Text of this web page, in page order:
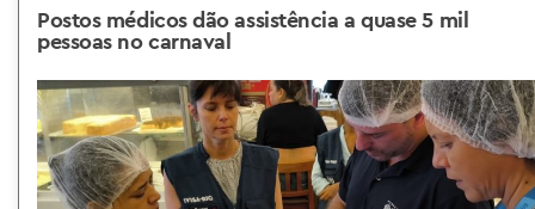
Postos médicos dão assistência a quase 5 mil
pessoas no carnaval